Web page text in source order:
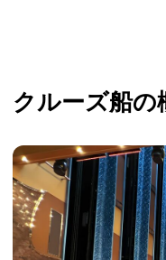
クルーズ船の